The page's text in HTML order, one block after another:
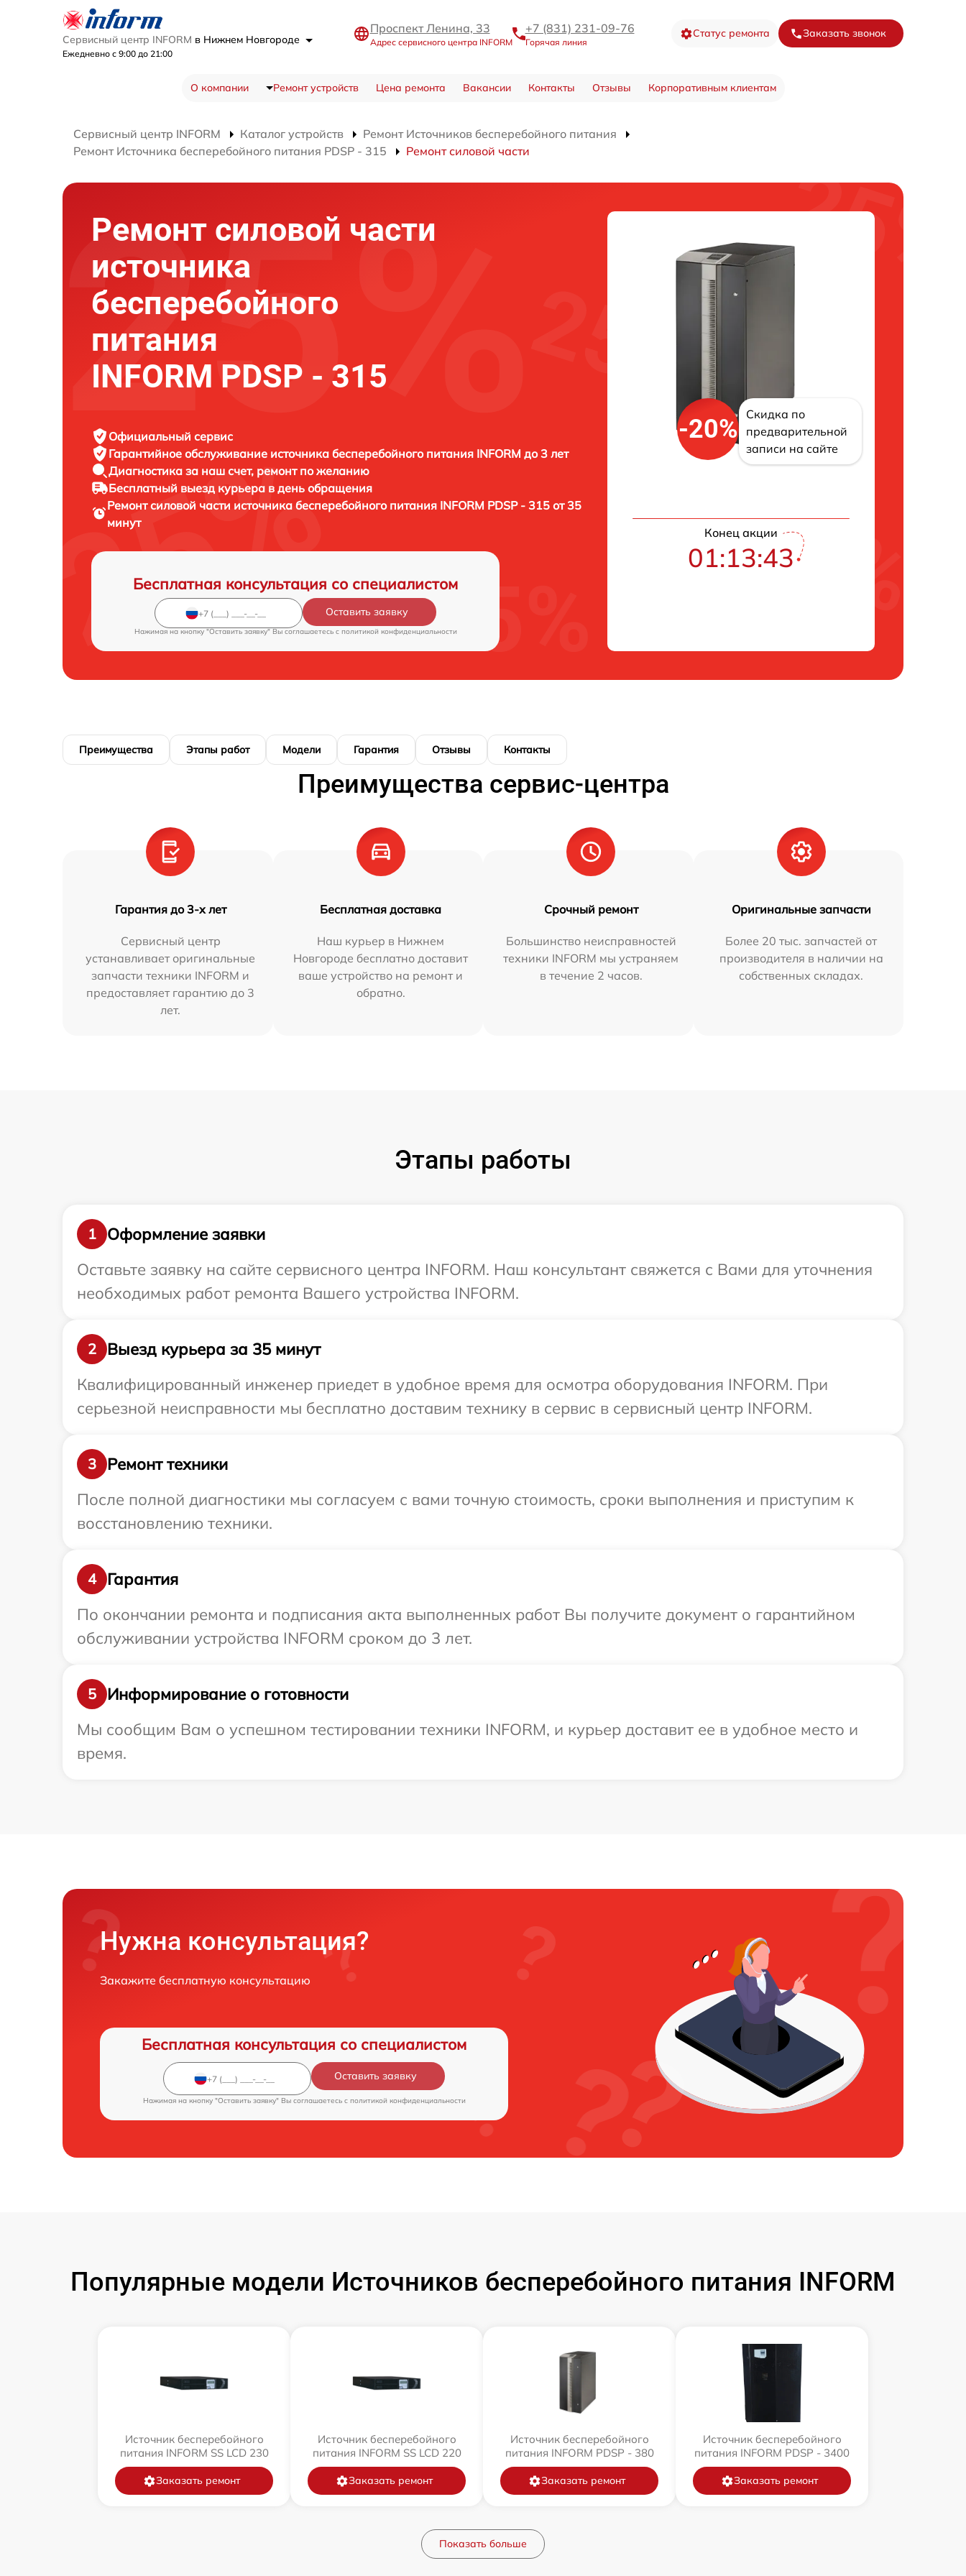
Сервисный центр INFORM в Нижнем Новгороде
Ежедневно с 9:00 до 21:00
Проспект Ленина, 33
Адрес сервисного центра INFORM
+7 (831) 231-09-76
Горячая линия
Статус ремонта Заказать звонок
О компании Ремонт устройств Цена ремонта Вакансии Контакты Отзывы Корпоративным клиентам
Сервисный центр INFORM Каталог устройств
Ремонт Источников бесперебойного питания
Ремонт Источника бесперебойного питания PDSP - 315
Ремонт силовой части
Ремонт силовой части
источника
бесперебойного
питания
INFORM PDSP - 315
Официальный сервис
Гарантийное обслуживание источника бесперебойного питания INFORM до 3 лет
Диагностика за наш счет, ремонт по желанию
Бесплатный выезд курьера в день обращения
Ремонт силовой части источника бесперебойного питания INFORM PDSP - 315 от 35
минут
Бесплатная консультация со специалистом
Оставить заявку
Нажимая на кнопку "Оставить заявку" Вы соглашаетесь c политикой конфиденциальности
-20%
Скидка по
предварительной
записи на сайте
Конец акции
01:13:42
Преимущества Этапы работ Модели Гарантия Отзывы Контакты
Преимущества сервис-центра
Гарантия до 3-х лет
Сервисный центр
устанавливает оригинальные
запчасти техники INFORM и
предоставляет гарантию до 3
лет.
Бесплатная доставка
Наш курьер в Нижнем
Новгороде бесплатно доставит
ваше устройство на ремонт и
обратно.
Срочный ремонт
Большинство неисправностей
техники INFORM мы устраняем
в течение 2 часов.
Оригинальные запчасти
Более 20 тыс. запчастей от
производителя в наличии на
собственных складах.
Этапы работы
1
Оформление заявки
Оставьте заявку на сайте сервисного центра INFORM. Наш консультант свяжется с Вами для уточнения
необходимых работ ремонта Вашего устройства INFORM.
2
Выезд курьера за 35 минут
Квалифицированный инженер приедет в удобное время для осмотра оборудования INFORM. При
серьезной неисправности мы бесплатно доставим технику в сервис в сервисный центр INFORM.
3
Ремонт техники
После полной диагностики мы согласуем с вами точную стоимость, сроки выполнения и приступим к
восстановлению техники.
4
Гарантия
По окончании ремонта и подписания акта выполненных работ Вы получите документ о гарантийном
обслуживании устройства INFORM сроком до 3 лет.
5
Информирование о готовности
Мы сообщим Вам о успешном тестировании техники INFORM, и курьер доставит ее в удобное место и
время.
Нужна консультация?
Закажите бесплатную консультацию
Бесплатная консультация со специалистом
Оставить заявку
Нажимая на кнопку "Оставить заявку" Вы соглашаетесь c политикой конфиденциальности
Популярные модели Источников бесперебойного питания INFORM
Источник бесперебойного
питания INFORM SS LCD 230
Заказать ремонт
Источник бесперебойного
питания INFORM SS LCD 220
Заказать ремонт
Источник бесперебойного
питания INFORM PDSP - 380
Заказать ремонт
Источник бесперебойного
питания INFORM PDSP - 3400
Заказать ремонт
Показать больше